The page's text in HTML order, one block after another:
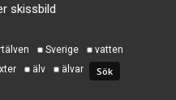
skissbild
Sverige
vatten
älv älvar